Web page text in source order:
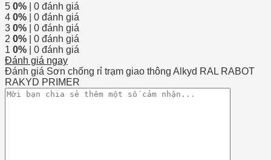
5 0% | 0 đánh giá
4 0% | 0 đánh giá
3 0% | 0 đánh giá
2 0% | 0 đánh giá
1 0% | 0 đánh giá
Đánh giá ngay
Đánh giá Sơn chống rỉ trạm giao thông Alkyd RAL RABOT
RAKYD PRIMER